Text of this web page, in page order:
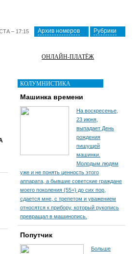
– 17:15 Архив номеров Рубрики
ОНЛАЙН-ПЛАТЁЖ
КОЛУМНИСТИКА
Машинка времени
На воскресенье,
23 июня,
выпадает День
рождения
пишущей
машинки.
Молодым людям
уже и не понять ценность этого
аппарата, а бывшие советские граждане
моего поколения (55+) до сих пор,
сдается мне, с трепетом и уважением
относятся к прибору, который рукопись
превращал в машинопись.
Попутчик
Больше